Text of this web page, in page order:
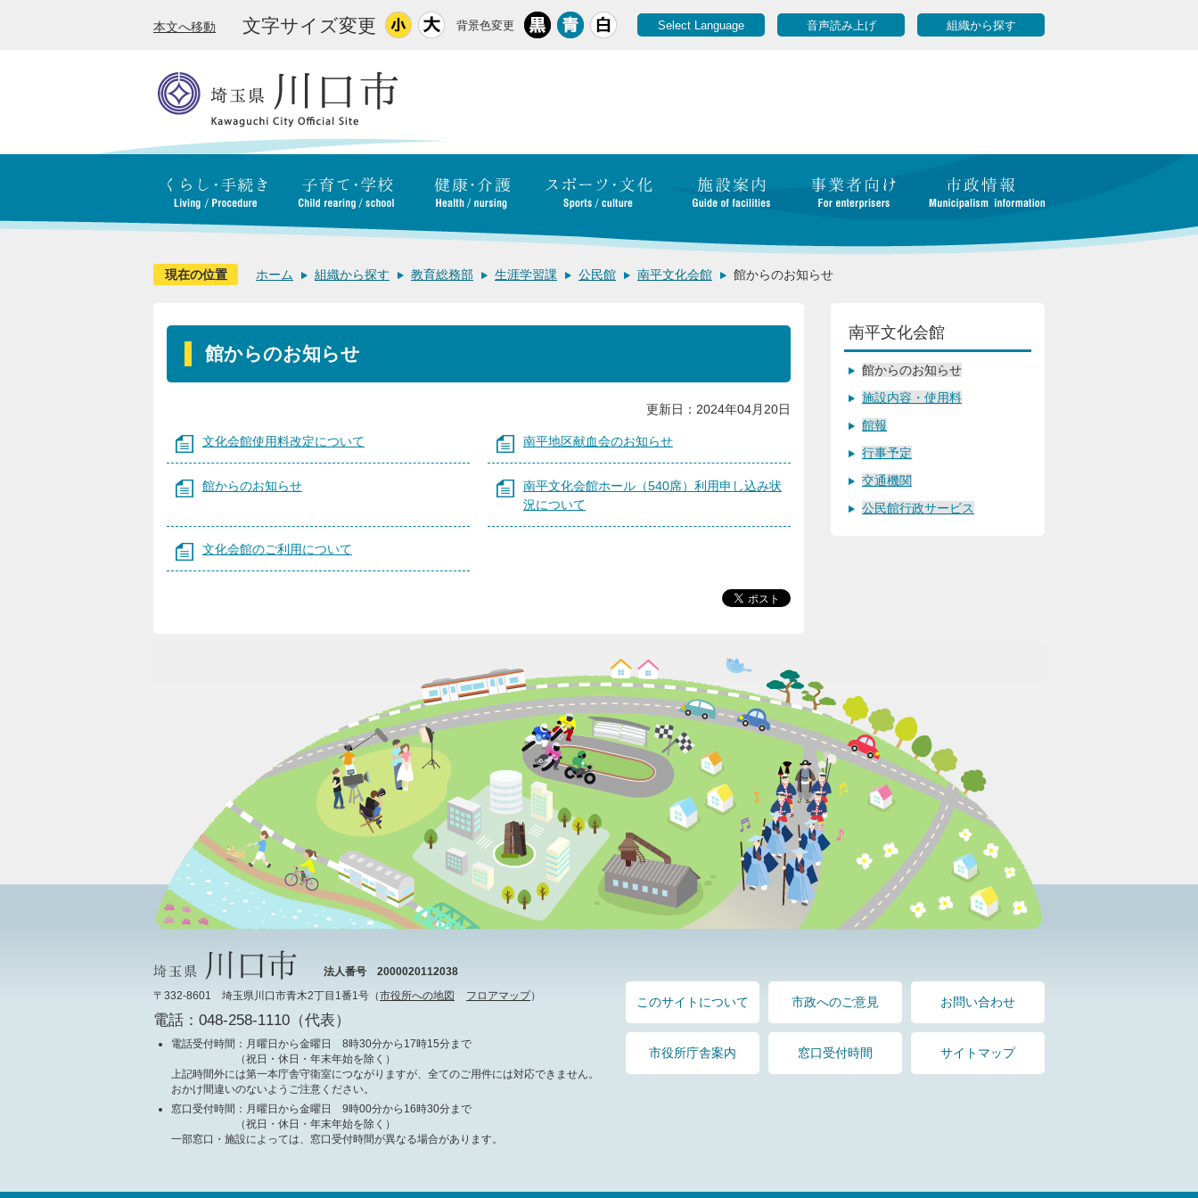
本文へ移動 文字サイズ変更 背景色変更 Select Language 音声読み上げ 組織から探す
現在の位置 ホーム 組織から探す 教育総務部 生涯学習課 公民館 南平文化会館 館からのお知らせ
館からのお知らせ
更新日：2024年04月20日
文化会館使用料改定について 南平地区献血会のお知らせ
館からのお知らせ
南平文化会館ホール（540席）利用申し込み状
況について
文化会館のご利用について
南平文化会館
館からのお知らせ
施設内容・使用料
館報
行事予定
交通機関
公民館行政サービス
法人番号 2000020112038
〒332-8601 埼玉県川口市青木2丁目1番1号（市役所への地図 フロアマップ）
電話：048-258-1110（代表）
電話受付時間 ：月曜日から金曜日 8時30分から17時15分まで
（祝日・休日・年末年始を除く）
上記時間外には第一本庁舎守衛室につながりますが、全てのご用件には対応できません。
おかけ間違いのないようご注意ください。
窓口受付時間 ：月曜日から金曜日 9時00分から16時30分まで
（祝日・休日・年末年始を除く）
一部窓口・施設によっては、窓口受付時間が異なる場合があります。
このサイトについて 市政へのご意見 お問い合わせ
市役所庁舎案内 窓口受付時間 サイトマップ